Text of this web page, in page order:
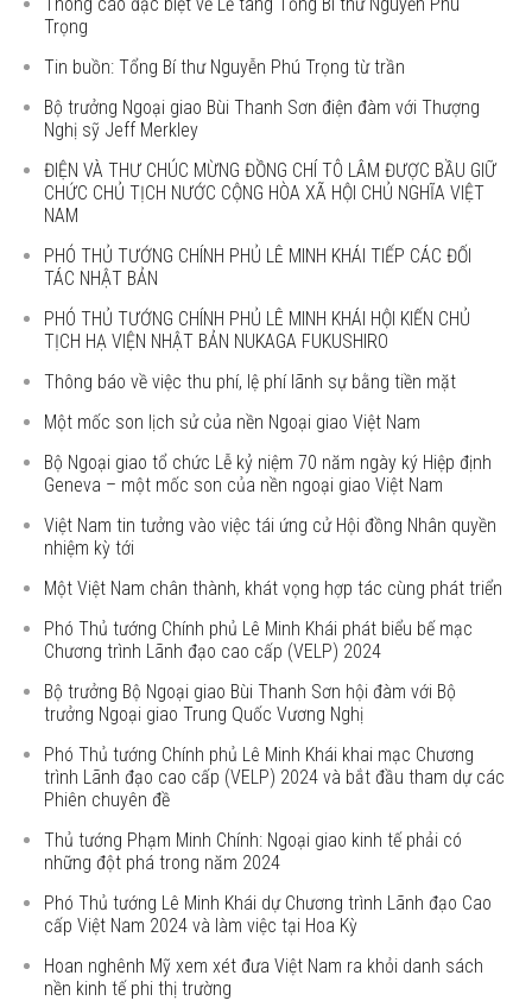
Trọng
Tin buồn: Tổng Bí thư Nguyễn Phú Trọng từ trần
Bộ trưởng Ngoại giao Bùi Thanh Sơn điện đàm với Thượng
Nghị sỹ Jeff Merkley
ĐIỆN VÀ THƯ CHÚC MỪNG ĐỒNG CHÍ TÔ LÂM ĐƯỢC BẦU GIỮ
CHỨC CHỦ TỊCH NƯỚC CỘNG HÒA XÃ HỘI CHỦ NGHĨA VIỆT
NAM
PHÓ THỦ TƯỚNG CHÍNH PHỦ LÊ MINH KHÁI TIẾP CÁC ĐỐI
TÁC NHẬT BẢN
PHÓ THỦ TƯỚNG CHÍNH PHỦ LÊ MINH KHÁI HỘI KIẾN CHỦ
TỊCH HẠ VIỆN NHẬT BẢN NUKAGA FUKUSHIRO
Thông báo về việc thu phí, lệ phí lãnh sự bằng tiền mặt
Một mốc son lịch sử của nền Ngoại giao Việt Nam
Bộ Ngoại giao tổ chức Lễ kỷ niệm 70 năm ngày ký Hiệp định
Geneva – một mốc son của nền ngoại giao Việt Nam
Việt Nam tin tưởng vào việc tái ứng cử Hội đồng Nhân quyền
nhiệm kỳ tới
Một Việt Nam chân thành, khát vọng hợp tác cùng phát triển
Phó Thủ tướng Chính phủ Lê Minh Khái phát biểu bế mạc
Chương trình Lãnh đạo cao cấp (VELP) 2024
Bộ trưởng Bộ Ngoại giao Bùi Thanh Sơn hội đàm với Bộ
trưởng Ngoại giao Trung Quốc Vương Nghị
Phó Thủ tướng Chính phủ Lê Minh Khái khai mạc Chương
trình Lãnh đạo cao cấp (VELP) 2024 và bắt đầu tham dự các
Phiên chuyên đề
Thủ tướng Phạm Minh Chính: Ngoại giao kinh tế phải có
những đột phá trong năm 2024
Phó Thủ tướng Lê Minh Khái dự Chương trình Lãnh đạo Cao
cấp Việt Nam 2024 và làm việc tại Hoa Kỳ
Hoan nghênh Mỹ xem xét đưa Việt Nam ra khỏi danh sách
nền kinh tế phi thị trường